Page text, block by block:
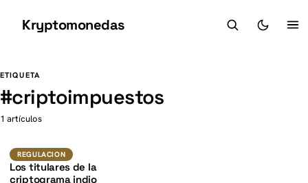
Kryptomonedas
ETIQUETA
#criptoimpuestos
1 artículos
Regulacion
K
REGULACION
Los titulares de la
criptograma indio